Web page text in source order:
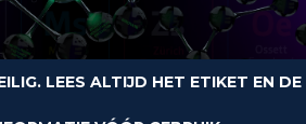
LEES ALTIJD HET ETIKET EN DE